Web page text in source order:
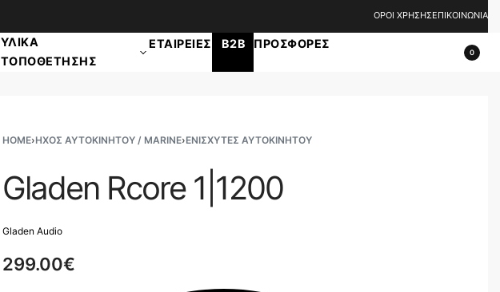
ΟΡΟΙ ΧΡΗΣΗΣΕΠΙΚΟΙΝΩΝΙΑ
ΥΛΙΚΑ
ΤΟΠΟΘΕΤΗΣΗΣ
ΕΤΑΙΡΕΙΕΣ B2B ΠΡΟΣΦΟΡΕΣ
0
HOME›ΗΧΟΣ ΑΥΤΟΚΙΝΗΤΟΥ / MARINE›ΕΝΙΣΧΥΤΈΣ ΑΥΤΟΚΙΝΉΤΟΥ
Gladen Rcore 1|1200
Gladen Audio
299.00€